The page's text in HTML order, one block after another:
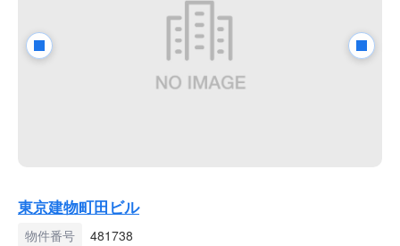
東京建物町田ビル
物件番号
481738